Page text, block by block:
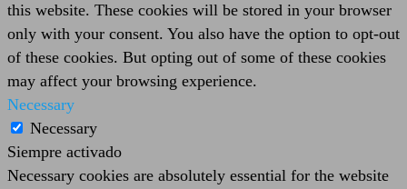
this website. These cookies will be stored in your browser
only with your consent. You also have the option to opt-out
of these cookies. But opting out of some of these cookies
may affect your browsing experience.
Necessary
Necessary
Siempre activado
Necessary cookies are absolutely essential for the website